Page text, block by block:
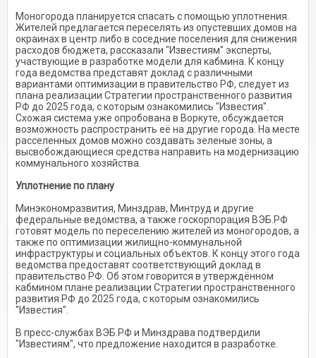
Моногорода планируется спасать с помощью уплотнения.
Жителей предлагается переселять из опустевших домов на
окраинах в центр либо в соседние поселения для снижения
расходов бюджета, рассказали "Известиям" эксперты,
участвующие в разработке модели для кабмина. К концу
года ведомства представят доклад с различными
вариантами оптимизации в правительство РФ, следует из
плана реализации Стратегии пространственного развития
РФ до 2025 года, с которым ознакомились "Известия".
Схожая система уже опробована в Воркуте, обсуждается
возможность распространить её на другие города. На месте
расселенных домов можно создавать зеленые зоны, а
высвобождающиеся средства направить на модернизацию
коммунального хозяйства.
Уплотнение по плану
Минэкономразвития, Минздрав, Минтруд и другие
федеральные ведомства, а также госкорпорация ВЭБ.РФ
готовят модель по переселению жителей из моногородов, а
также по оптимизации жилищно-коммунальной
инфраструктуры и социальных объектов. К концу этого года
ведомства предоставят соответствующий доклад в
правительство РФ. Об этом говорится в утверждённом
кабмином плане реализации Стратегии пространственного
развития РФ до 2025 года, с которым ознакомились
"Известия".
В пресс-службах ВЭБ.РФ и Минздрава подтвердили
"Известиям", что предложение находится в разработке.